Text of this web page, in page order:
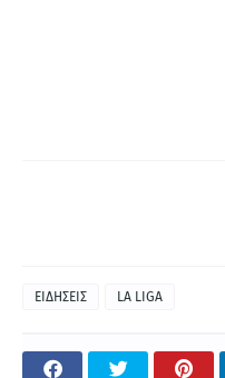
ΕΙΔΗΣΕΙΣ LA LIGA